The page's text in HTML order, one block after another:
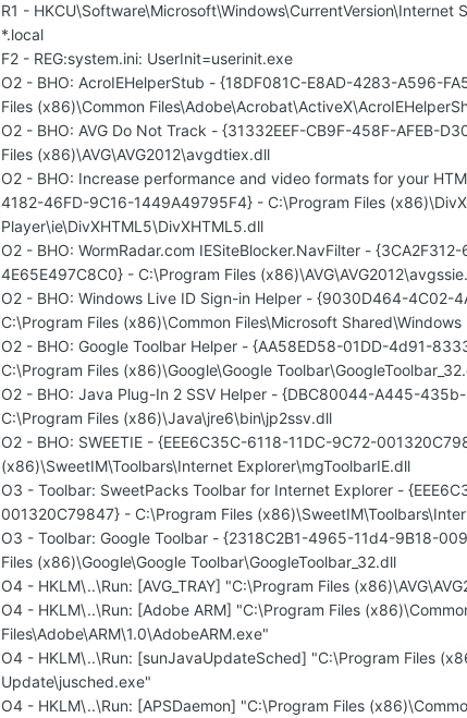
R1 - HKCU\Software\Microsoft\Windows\CurrentVersion\Internet
*.local
F2 - REG:system.ini: UserInit=userinit.exe
O2 - BHO: AcroIEHelperStub - {18DF081C-E8AD-4283-A596-
Files (x86)\Common
O2 - BHO: AVG Do Not Track - {31332EEF-CB9F-458F-AFEB-
Files (x86)\AVG\AVG2012\avgdtiex.dll
O2 - BHO: Increase performance and video formats for your
4182-46FD-9C16-1449A49795F4} - C:\Program Files
Player\ie\DivXHTML5\DivXHTML5.dll
O2 - BHO: WormRadar.com IESiteBlocker.NavFilter -
4E65E497C8C0} - C:\Program Files
O2 - BHO: Windows Live ID Sign-in Helper - {9030D464-4C02-
C:\Program Files (x86)\Common Files\Microsoft
O2 - BHO: Google Toolbar Helper - {AA58ED58-01DD-4d91-
C:\Program Files (x86)\Google\Google
O2 - BHO: Java Plug-In 2 SSV Helper - {DBC80044-A445-
C:\Program Files (x86)\Java\jre6\bin\jp2ssv.dll
O2 - BHO: SWEETIE - {EEE6C35C-6118-11DC-9C72-
(x86)\SweetIM\Toolbars\Internet Explorer\mgToolbarIE.dll
O3 - Toolbar: SweetPacks Toolbar for Internet Explorer -
001320C79847} - C:\Program Files
O3 - Toolbar: Google Toolbar - {2318C2B1-4965-11d4-9B18-
Files (x86)\Google\Google Toolbar\GoogleToolbar_32.dll
O4 - HKLM\..\Run: [AVG_TRAY] "C:\Program Files
O4 - HKLM\..\Run: [Adobe ARM] "C:\Program Files
Files\Adobe\ARM\1.0\AdobeARM.exe"
O4 - HKLM\..\Run: [sunJavaUpdateSched] "C:\Program Files
Update\jusched.exe"
O4 - HKLM\..\Run: [APSDaemon] "C:\Program Files